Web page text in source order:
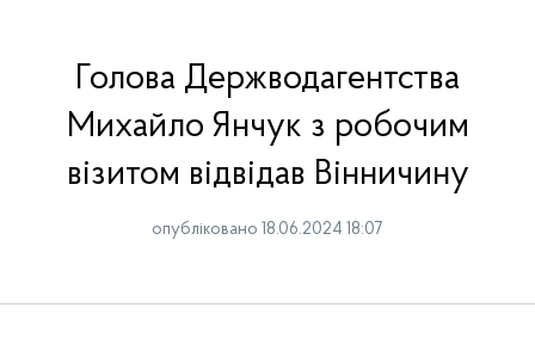
Голова Держводагентства
Михайло Янчук з робочим
візитом відвідав Вінничину
опубліковано 18.06.2024 18:07